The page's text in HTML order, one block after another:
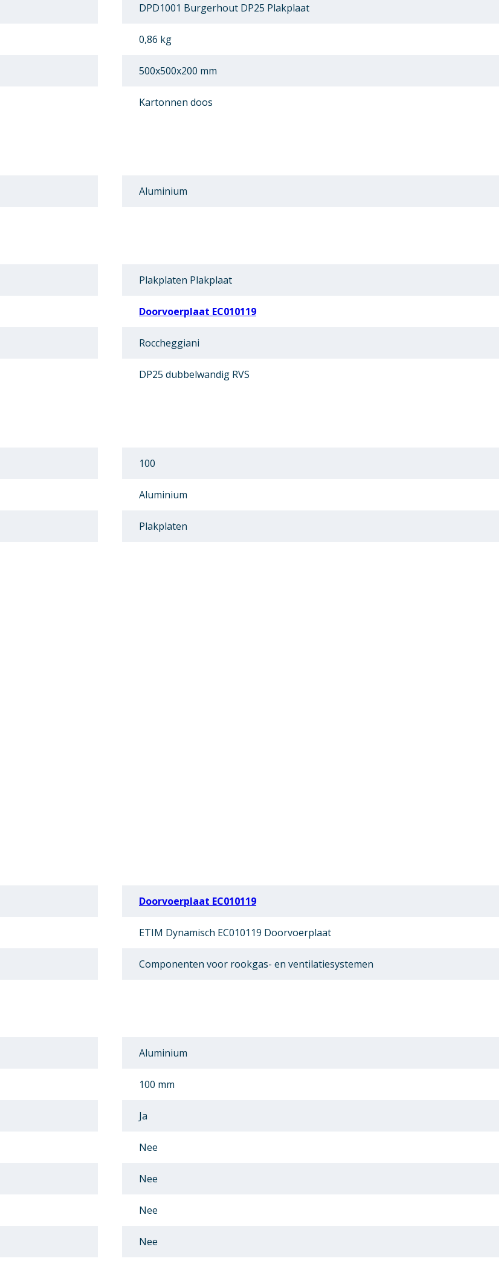
DPD1001 Burgerhout DP25 Plakplaat
0,86 kg
500x500x200 mm
Kartonnen doos
Aluminium
Plakplaten Plakplaat
Doorvoerplaat EC010119
Roccheggiani
DP25 dubbelwandig RVS
100
Aluminium
Plakplaten
Doorvoerplaat EC010119
ETIM Dynamisch EC010119 Doorvoerplaat
Componenten voor rookgas- en ventilatiesystemen
Aluminium
100 mm
Ja
Nee
Nee
Nee
Nee